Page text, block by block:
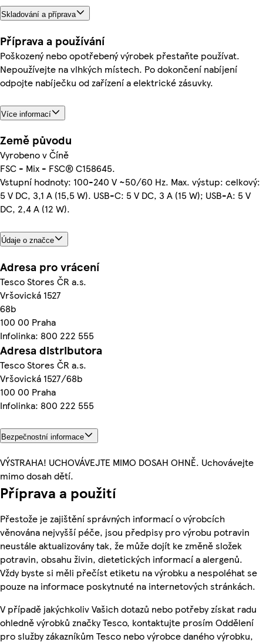
Skladování a příprava
Příprava a používání
Poškozený nebo opotřebený výrobek přestaňte používat.
Nepoužívejte na vlhkých místech. Po dokončení nabíjení
odpojte nabíječku od zařízení a elektrické zásuvky.
Více informací
Země původu
Vyrobeno v Číně
FSC - Mix - FSC® C158645.
Vstupní hodnoty: 100-240 V ~50/60 Hz. Max. výstup: celkový:
5 V DC, 3,1 A (15,5 W). USB-C: 5 V DC, 3 A (15 W); USB-A: 5 V
DC, 2,4 A (12 W).
Údaje o značce
Adresa pro vrácení
Tesco Stores ČR a.s.
Vršovická 1527
68b
100 00 Praha
Infolinka: 800 222 555
Adresa distributora
Tesco Stores ČR a.s.
Vršovická 1527/68b
100 00 Praha
Infolinka: 800 222 555
Bezpečnostní informace
VÝSTRAHA! UCHOVÁVEJTE MIMO DOSAH OHNĚ. Uchovávejte
mimo dosah dětí.
Příprava a použití
Přestože je zajištění správných informací o výrobcích
věnována nejvyšší péče, jsou předpisy pro výrobu potravin
neustále aktualizovány tak, že může dojít ke změně složek
potravin, obsahu živin, dietetických informací a alergenů.
Vždy byste si měli přečíst etiketu na výrobku a nespoléhat se
pouze na informace poskytnuté na internetových stránkách.
V případě jakýchkoliv Vašich dotazů nebo potřeby získat radu
ohledně výrobků značky Tesco, kontaktujte prosím Oddělení
pro služby zákazníkům Tesco nebo výrobce daného výrobku,